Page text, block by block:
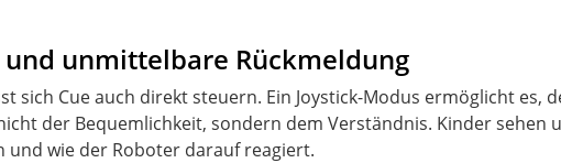
und unmittelbare Rückmeldung
sich Cue auch direkt steuern. Ein Joystick-Modus ermöglicht es,
der Bequemlichkeit, sondern dem Verständnis. Kinder sehen
und wie der Roboter darauf reagiert.